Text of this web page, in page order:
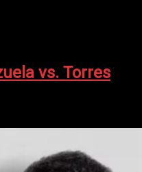
vs. Torres